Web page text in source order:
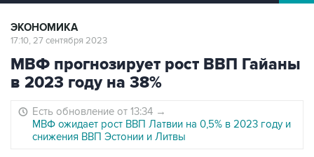
ЭКОНОМИКА
17:10, 27 сентября 2023
МВФ прогнозирует рост ВВП Гайаны
в 2023 году на 38%
Есть обновление от 13:34 →
МВФ ожидает рост ВВП Латвии на 0,5% в 2023 году и
снижения ВВП Эстонии и Литвы